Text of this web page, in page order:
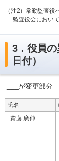
（注2）常勤監査
監査役会におい
3．役員
日付）
___が変更部分
氏名
齋藤 廣伸